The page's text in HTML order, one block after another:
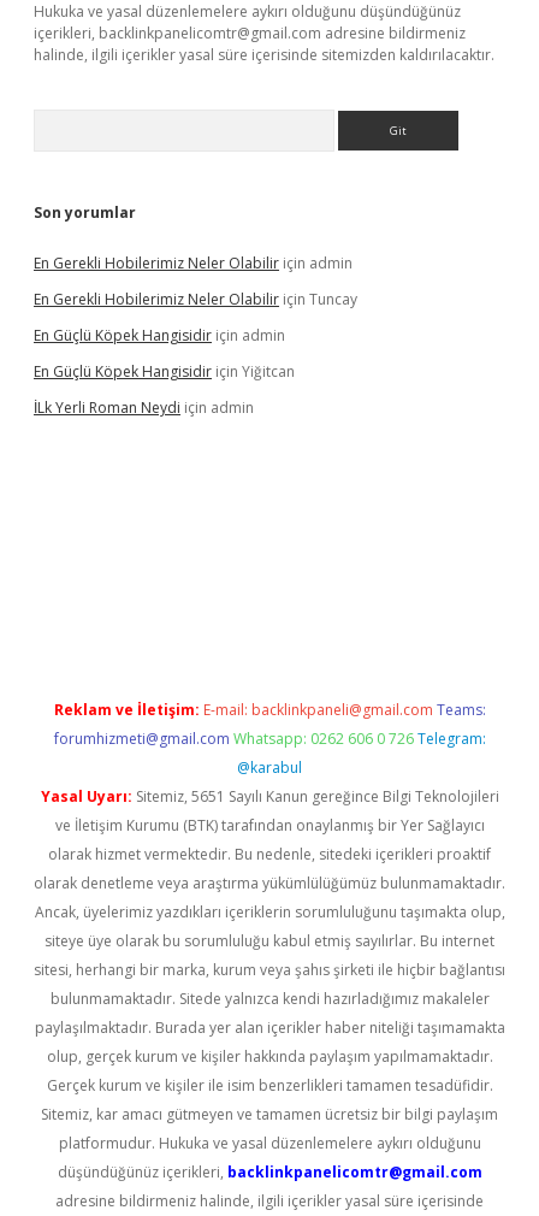
Hukuka ve yasal düzenlemelere aykırı olduğunu düşündüğünüz
içerikleri, backlinkpanelicomtr@gmail.com adresine bildirmeniz
halinde, ilgili içerikler yasal süre içerisinde sitemizden kaldırılacaktır.
Son yorumlar
En Gerekli Hobilerimiz Neler Olabilir için admin
En Gerekli Hobilerimiz Neler Olabilir için Tuncay
En Güçlü Köpek Hangisidir için admin
En Güçlü Köpek Hangisidir için Yiğitcan
İLk Yerli Roman Neydi için admin
Reklam ve İletişim: E-mail: backlinkpaneli@gmail.com Teams:
forumhizmeti@gmail.com Whatsapp: 0262 606 0 726 Telegram:
@karabul
Yasal Uyarı: Sitemiz, 5651 Sayılı Kanun gereğince Bilgi Teknolojileri
ve İletişim Kurumu (BTK) tarafından onaylanmış bir Yer Sağlayıcı
olarak hizmet vermektedir. Bu nedenle, sitedeki içerikleri proaktif
olarak denetleme veya araştırma yükümlülüğümüz bulunmamaktadır.
Ancak, üyelerimiz yazdıkları içeriklerin sorumluluğunu taşımakta olup,
siteye üye olarak bu sorumluluğu kabul etmiş sayılırlar. Bu internet
sitesi, herhangi bir marka, kurum veya şahıs şirketi ile hiçbir bağlantısı
bulunmamaktadır. Sitede yalnızca kendi hazırladığımız makaleler
paylaşılmaktadır. Burada yer alan içerikler haber niteliği taşımamakta
olup, gerçek kurum ve kişiler hakkında paylaşım yapılmamaktadır.
Gerçek kurum ve kişiler ile isim benzerlikleri tamamen tesadüfidir.
Sitemiz, kar amacı gütmeyen ve tamamen ücretsiz bir bilgi paylaşım
platformudur. Hukuka ve yasal düzenlemelere aykırı olduğunu
düşündüğünüz içerikleri, backlinkpanelicomtr@gmail.com
adresine bildirmeniz halinde, ilgili içerikler yasal süre içerisinde